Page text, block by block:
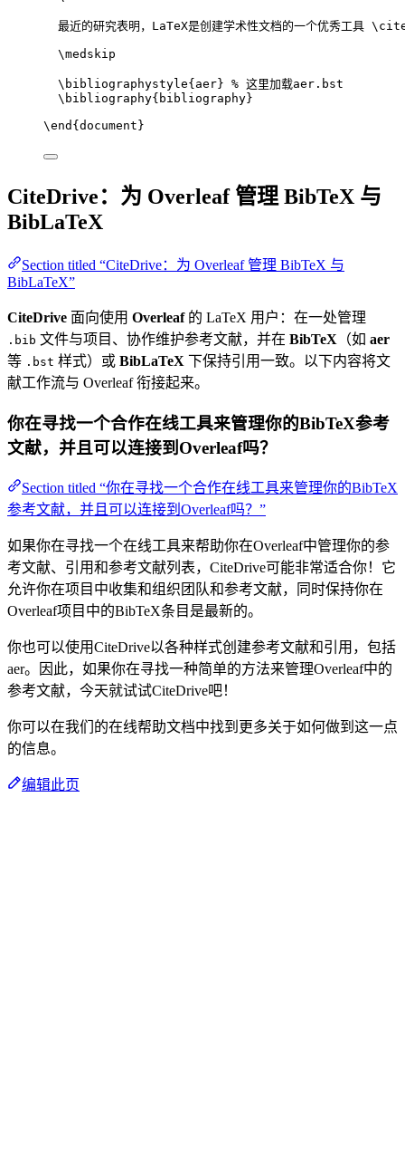
最近的研究表明，LaTeX是创建学术性文档的一个优秀工具
\medskip
\bibliographystyle{aer} % 这里加载aer.bst
\bibliography{bibliography}
\end { document }
CiteDrive：为 Overleaf 管理 BibTeX 与
BibLaTeX
Section titled “CiteDrive：为 Overleaf 管理 BibTeX 与
BibLaTeX”
CiteDrive 面向使用 Overleaf的 LaTeX 用户：在一处管理
.bib 文件与项目、协作维护参考文献，并在 BibTeX （如 aer
等 .bst 样式）或 BibLaTeX 下保持引用一致。以下内容将文
献工作流与 Overleaf 衔接起来。
你在寻找一个合作在线工具来管理你的BibTeX参考
文献，并且可以连接到Overleaf吗？
Section titled “你在寻找一个合作在线工具来管理你的BibTeX
参考文献，并且可以连接到Overleaf吗？”
如果你在寻找一个在线工具来帮助你在Overleaf中管理你的参
考文献、引用和参考文献列表，CiteDrive可能非常适合你！它
允许你在项目中收集和组织团队和参考文献，同时保持你在
Overleaf项目中的BibTeX条目是最新的。
你也可以使用CiteDrive以各种样式创建参考文献和引用，包括
aer。因此，如果你在寻找一种简单的方法来管理Overleaf中的
参考文献，今天就试试CiteDrive吧！
你可以在我们的在线帮助文档中找到更多关于如何做到这一点
的信息。
编辑此页